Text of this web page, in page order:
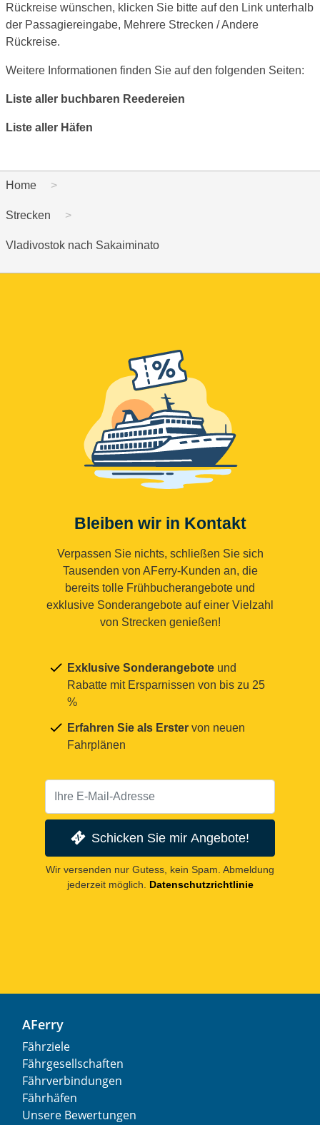
Rückreise wünschen, klicken Sie bitte auf den Link unterhalb
der Passagiereingabe, Mehrere Strecken / Andere
Rückreise.
Weitere Informationen finden Sie auf den folgenden Seiten:
Liste aller buchbaren Reedereien
Liste aller Häfen
Home
Strecken
Vladivostok nach Sakaiminato
Bleiben wir in Kontakt
Verpassen Sie nichts, schließen Sie sich
Tausenden von AFerry-Kunden an, die
bereits tolle Frühbucherangebote und
exklusive Sonderangebote auf einer Vielzahl
von Strecken genießen!
Exklusive Sonderangebote und
Rabatte mit Ersparnissen von bis zu 25
%
Erfahren Sie als Erster von neuen
Fahrplänen
Schicken Sie mir Angebote!
Wir versenden nur Gutess, kein Spam. Abmeldung
jederzeit möglich.
Datenschutzrichtlinie
AFerry
Fährziele
Fährgesellschaften
Fährverbindungen
Fährhäfen
Unsere Bewertungen